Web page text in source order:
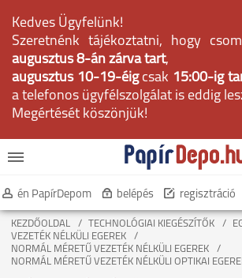
Kedves Ügyfelünk!
Szeretnénk tájékoztatni, hogy
augusztus 8-án zárva tart,
augusztus 10-19-éig csak 15:00-ig
a telefonos ügyfélszolgálat is eddig
Megértését köszönjük!
én PapírDepom belépés regisztráció
KEZDŐOLDAL TECHNOLÓGIAI KIEGÉSZÍTŐK
VEZETÉK NÉLKÜLI EGEREK
NORMÁL MÉRETŰ VEZETÉK NÉLKÜLI EGEREK
NORMÁL MÉRETŰ VEZETÉK NÉLKÜLI OPTIKAI